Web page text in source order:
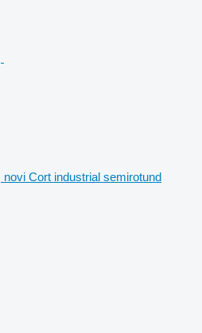
novi Cort industrial semirotund